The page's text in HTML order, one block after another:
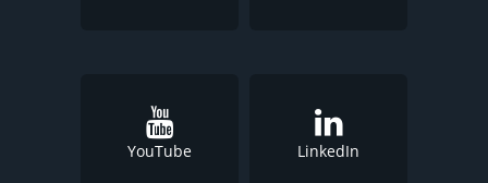
YouTube LinkedIn